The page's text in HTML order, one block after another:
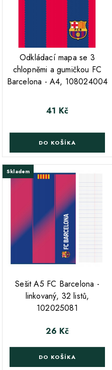
Odkládací mapa se 3
chlopněmi a gumičkou FC
Barcelona - A4, 108024004
Cena
41 Kč
DO KOŠÍKA
Skladem
Sešit A5 FC Barcelona -
linkovaný, 32 listů,
102025081
Cena
26 Kč
DO KOŠÍKA